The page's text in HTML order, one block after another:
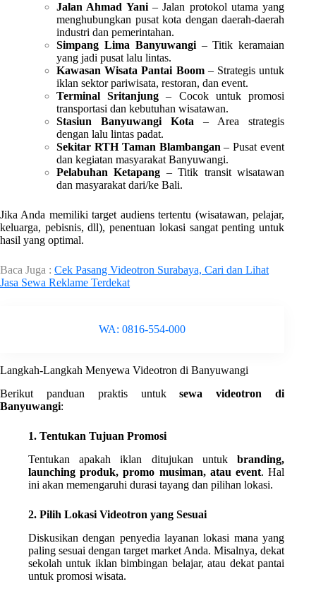
Jalan Ahmad Yani– Jalan protokol utama yang
menghubungkan pusat kota dengan daerah-daerah
industri dan pemerintahan.
Simpang Lima Banyuwangi– Titik keramaian
yang jadi pusat lalu lintas.
Kawasan Wisata Pantai Boom– Strategis untuk
iklan sektor pariwisata, restoran, dan event.
Terminal Sritanjung – Cocok untuk promosi
transportasi dan kebutuhan wisatawan.
Stasiun Banyuwangi Kota – Area strategis
dengan lalu lintas padat.
Sekitar RTH Taman Blambangan – Pusat event
dan kegiatan masyarakat Banyuwangi.
Pelabuhan Ketapang – Titik transit wisatawan
dan masyarakat dari/ke Bali.
Jika Anda memiliki target audiens tertentu (wisatawan, pelajar,
keluarga, pebisnis, dll), penentuan lokasi sangat penting untuk
hasil yang optimal.
Baca Juga : Cek Pasang Videotron Surabaya, Cari dan Lihat
Jasa Sewa Reklame Terdekat
WA: 0816-554-000
Langkah-Langkah Menyewa Videotron di Banyuwangi
Berikut panduan praktis untuksewa videotron di
Banyuwangi:
1. Tentukan Tujuan Promosi
Tentukan apakah iklan ditujukan untukbranding,
launching produk, promo musiman, atau event. Hal
ini akan memengaruhi durasi tayang dan pilihan lokasi.
2. Pilih Lokasi Videotron yang Sesuai
Diskusikan dengan penyedia layanan lokasi mana yang
paling sesuai dengan target market Anda. Misalnya, dekat
sekolah untuk iklan bimbingan belajar, atau dekat pantai
untuk promosi wisata.